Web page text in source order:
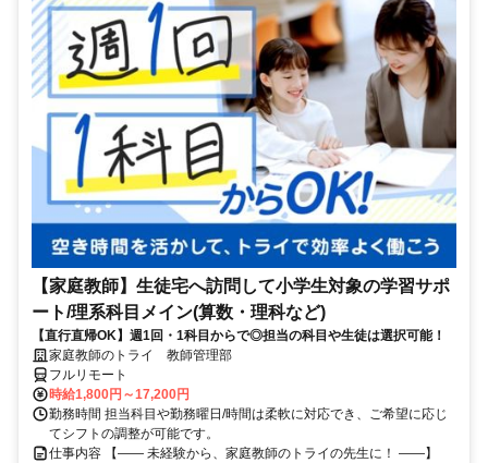
【家庭教師】生徒宅へ訪問して小学生対象の学習サポ
ート/理系科目メイン(算数・理科など)
【直行直帰OK】週1回・1科目からで◎担当の科目や生徒は選択可能！
家庭教師のトライ 教師管理部
フルリモート
時給1,800円～17,200円
勤務時間 担当科目や勤務曜日/時間は柔軟に対応でき、ご希望に応じ
てシフトの調整が可能です。
仕事内容 【―― 未経験から、家庭教師のトライの先生に！ ――】